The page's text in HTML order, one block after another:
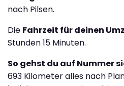
nach Pilsen.
Die Fahrzeit für deinen
Stunden 15 Minuten.
So gehst du auf Nummer
693 Kilometer alles nach